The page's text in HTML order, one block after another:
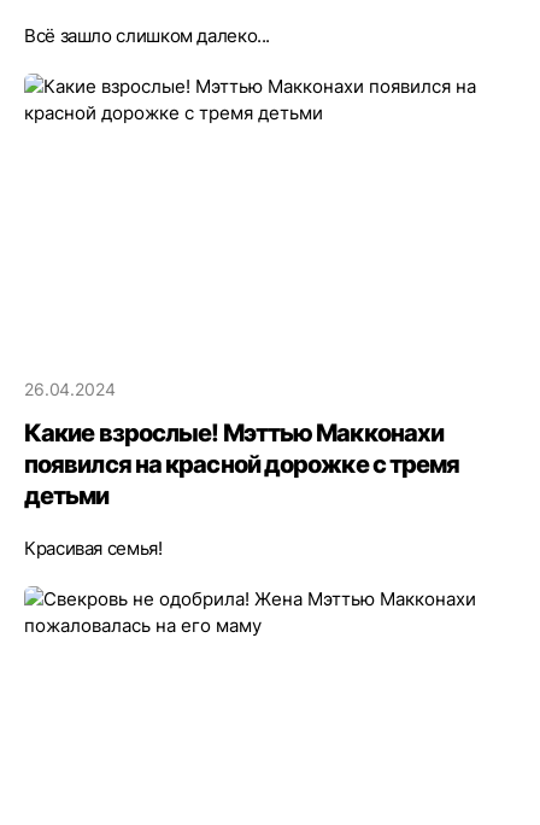
Всё зашло слишком далеко...
26.04.2024
Какие взрослые! Мэттью Макконахи
появился на красной дорожке с тремя
детьми
Красивая семья!